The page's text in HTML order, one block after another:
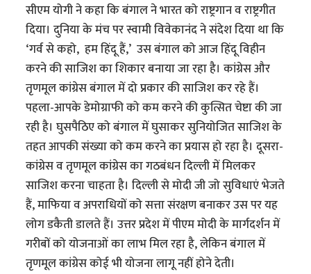
सीएम योगी ने कहा कि बंगाल ने भारत को राष्ट्रगान व राष्ट्रगीत
दिया। दुनिया के मंच पर स्वामी विवेकानंद ने संदेश दिया था कि
‘गर्व से कहो, हम हिंदू हैं,’ उस बंगाल को आज हिंदू विहीन
करने की साजिश का शिकार बनाया जा रहा है। कांग्रेस और
तृणमूल कांग्रेस बंगाल में दो प्रकार की साजिश कर रहे हैं।
पहला-आपके डेमोग्राफी को कम करने की कुत्सित चेष्टा की जा
रही है। घुसपैठिए को बंगाल में घुसाकर सुनियोजित साजिश के
तहत आपकी संख्या को कम करने का प्रयास हो रहा है। दूसरा-
कांग्रेस व तृणमूल कांग्रेस का गठबंधन दिल्ली में मिलकर
साजिश करना चाहता है। दिल्ली से मोदी जी जो सुविधाएं भेजते
हैं, माफिया व अपराधियों को सत्ता संरक्षण बनाकर उस पर यह
लोग डकैती डालते हैं। उत्तर प्रदेश में पीएम मोदी के मार्गदर्शन में
गरीबों को योजनाओं का लाभ मिल रहा है, लेकिन बंगाल में
तृणमूल कांग्रेस कोई भी योजना लागू नहीं होने देती।